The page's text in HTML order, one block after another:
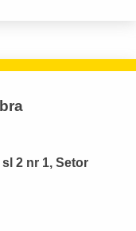
2 nr 1, Setor